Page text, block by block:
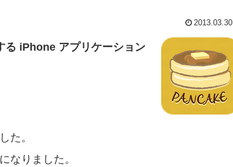
2013.03.30
る iPhone アプリケーション
た。
なりました。